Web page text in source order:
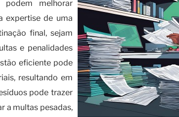
melhorar
expertise de uma
final, sejam
e penalidades
eficiente pode
resultando em
pode trazer
a multas pesadas,